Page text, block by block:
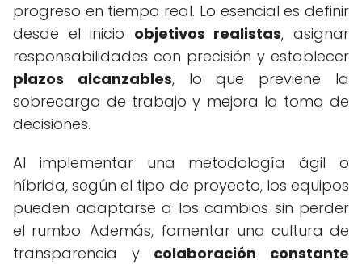
progreso en tiempo real. Lo esencial es definir
desde el inicio objetivos realistas, asignar
responsabilidades con precisión y establecer
plazos alcanzables, lo que previene la
sobrecarga de trabajo y mejora la toma de
decisiones.
Al implementar una metodología ágil o
híbrida, según el tipo de proyecto, los equipos
pueden adaptarse a los cambios sin perder
el rumbo. Además, fomentar una cultura de
transparencia y colaboración constante